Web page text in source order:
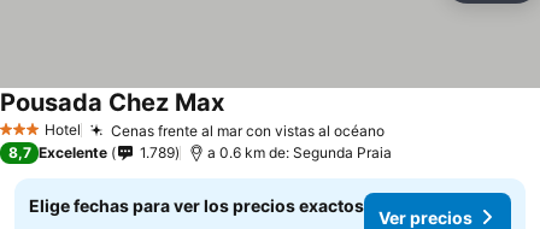
3 Estrellas
Hotel Cenas frente al mar con vistas al océano
Pousada Chez Max
8,7 Excelente 1.789 a 0.6 km de: Segunda Praia
Elige fechas para ver los precios exactos
Ver precios